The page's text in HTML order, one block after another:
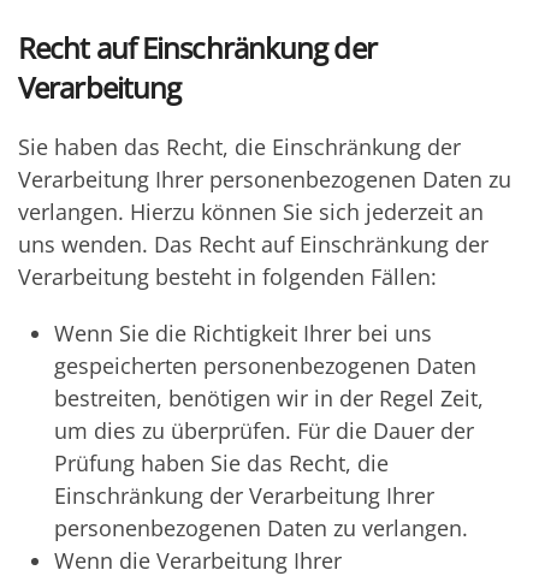
Recht auf Einschränkung der
Verarbeitung
Sie haben das Recht, die Einschränkung der
Verarbeitung Ihrer personenbezogenen Daten zu
verlangen. Hierzu können Sie sich jederzeit an
uns wenden. Das Recht auf Einschränkung der
Verarbeitung besteht in folgenden Fällen:
Wenn Sie die Richtigkeit Ihrer bei uns
gespeicherten personenbezogenen Daten
bestreiten, benötigen wir in der Regel Zeit,
um dies zu überprüfen. Für die Dauer der
Prüfung haben Sie das Recht, die
Einschränkung der Verarbeitung Ihrer
personenbezogenen Daten zu verlangen.
Wenn die Verarbeitung Ihrer